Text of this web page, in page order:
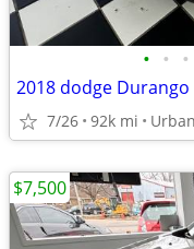
• • •
2018 dodge Durango
7/26 92k mi
$7,500